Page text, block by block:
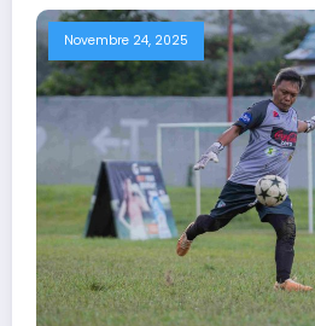
Novembre 24, 2025